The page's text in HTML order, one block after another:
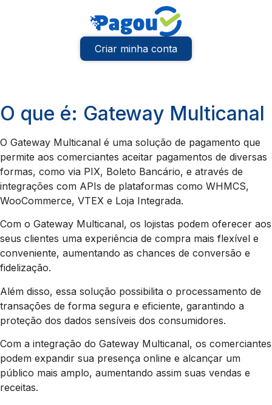
Criar minha conta
O que é: Gateway Multicanal
O Gateway Multicanal é uma solução de pagamento que
permite aos comerciantes aceitar pagamentos de diversas
formas, como via PIX, Boleto Bancário, e através de
integrações com APIs de plataformas como WHMCS,
WooCommerce, VTEX e Loja Integrada.
Com o Gateway Multicanal, os lojistas podem oferecer aos
seus clientes uma experiência de compra mais flexível e
conveniente, aumentando as chances de conversão e
fidelização.
Além disso, essa solução possibilita o processamento de
transações de forma segura e eficiente, garantindo a
proteção dos dados sensíveis dos consumidores.
Com a integração do Gateway Multicanal, os comerciantes
podem expandir sua presença online e alcançar um
público mais amplo, aumentando assim suas vendas e
receitas.